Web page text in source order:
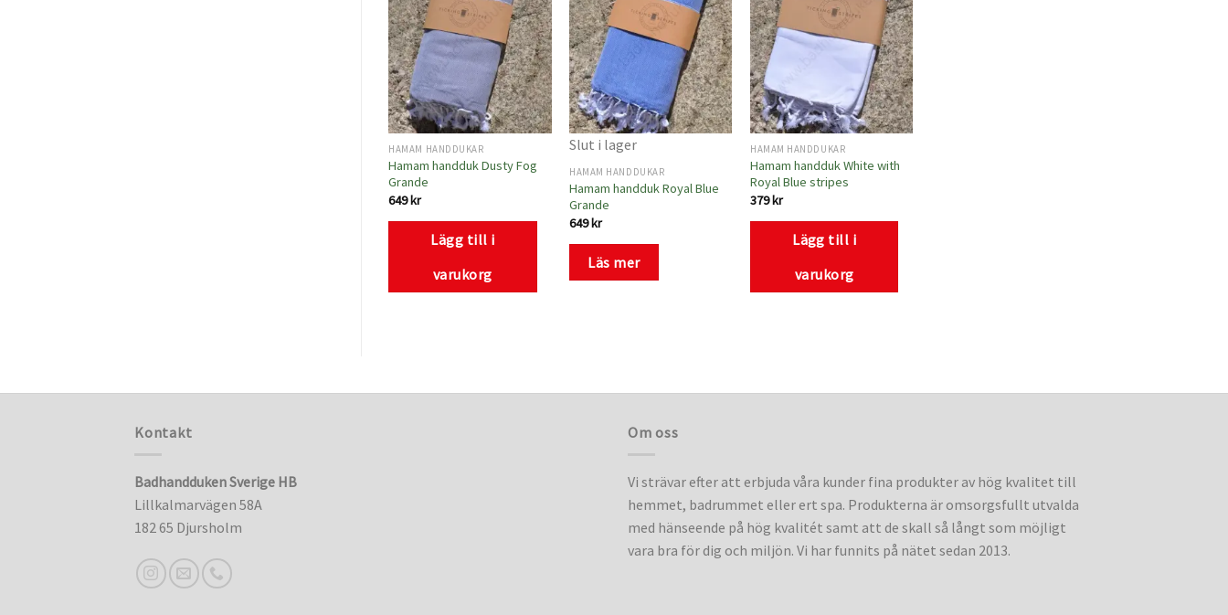
Lägg
till i
önskelistan
HAMAM HANDDUKAR
Hamam handduk Dusty Fog
Grande
649kr
Lägg till i
varukorg
Lägg
till i
önskelistan
Slut i lager
HAMAM HANDDUKAR
Hamam handduk Royal Blue
Grande
649kr
Läs mer
Lägg
önskelistan
HAMAM HANDDUKAR
Hamam handduk White with
Royal Blue stripes
379kr
Lägg till i
varukorg
Kontakt
Badhandduken Sverige HB
Lillkalmarvägen 58A
182 65 Djursholm
Om oss
Vi strävar efter att erbjuda våra kunder fina produkter av hög kvalitet till
hemmet, badrummet eller ert spa. Produkterna är omsorgsfullt utvalda
med hänseende på hög kvalitét samt att de skall så långt som möjligt
vara bra för dig och miljön. Vi har funnits på nätet sedan 2013.